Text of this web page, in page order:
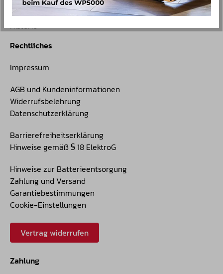
Über Christopeit
Historie
Rechtliches
Impressum
AGB und Kundeninformationen
Widerrufsbelehrung
Datenschutzerklärung
Barrierefreiheitserklärung
Hinweise gemäß § 18 ElektroG
Hinweise zur Batterieentsorgung
Zahlung und Versand
Garantiebestimmungen
Cookie-Einstellungen
Vertrag widerrufen
Zahlung